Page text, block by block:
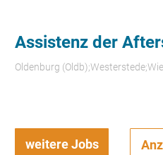
Assistenz der
Oldenburg
weitere Jobs